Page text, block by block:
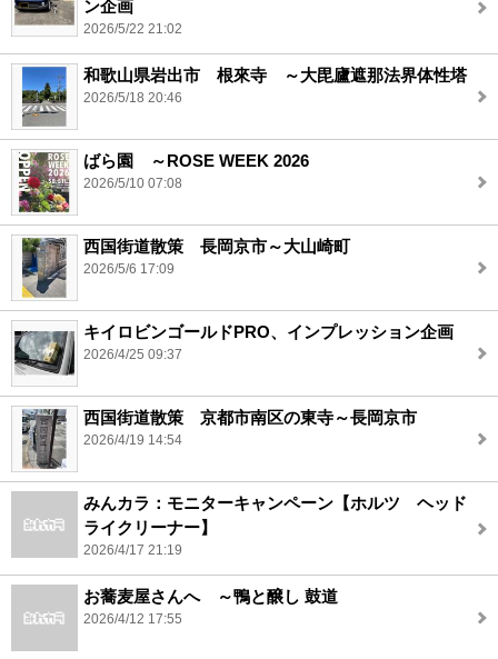
ン企画
2026/5/22 21:02
和歌山県岩出市 根來寺 ～大毘廬遮那法界体性塔
2026/5/18 20:46
ばら園 ～ROSE WEEK 2026
2026/5/10 07:08
西国街道散策 長岡京市～大山崎町
2026/5/6 17:09
キイロビンゴールドPRO、インプレッション企画
2026/4/25 09:37
西国街道散策 京都市南区の東寺～長岡京市
2026/4/19 14:54
みんカラ：モニターキャンペーン【ホルツ ヘッド
ライクリーナー】
2026/4/17 21:19
お蕎麦屋さんへ ～鴨と醸し 鼓道
2026/4/12 17:55